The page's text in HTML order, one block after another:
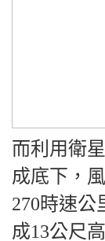
而利用衛
成底下，
270時速公
成13公尺